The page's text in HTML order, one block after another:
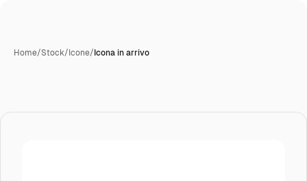
Home/Stock/Icone/Icona in arrivo